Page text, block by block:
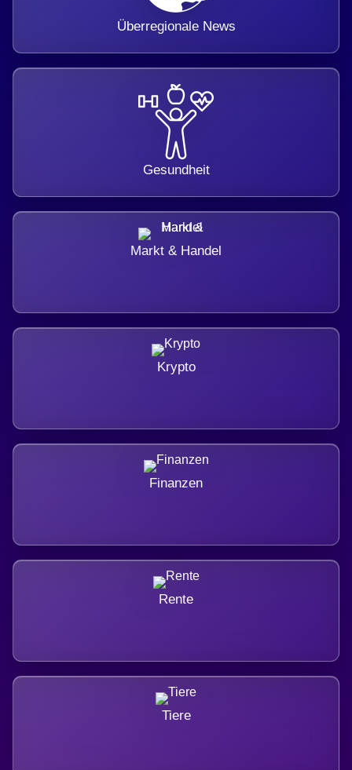
Überregionale News
Gesundheit
Markt & Handel
Krypto
Finanzen
Rente
Tiere